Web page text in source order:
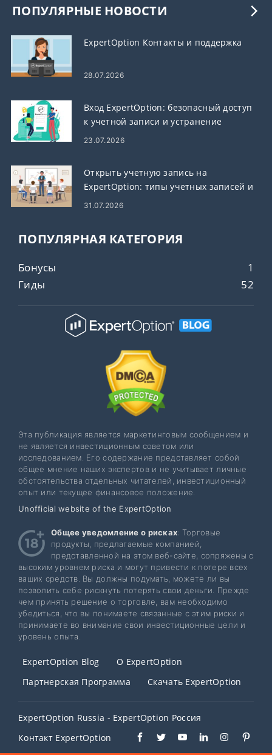
ПОПУЛЯРНЫЕ НОВОСТИ
ExpertOption Контакты и поддержка
28.07.2026
Вход ExpertOption: безопасный доступ
к учетной записи и устранение
неполадок
23.07.2026
Открыть учетную запись на
ExpertOption: типы учетных записей и
этапы настройки
31.07.2026
ПОПУЛЯРНАЯ КАТЕГОРИЯ
Бонусы
1
Гиды
52
Эта публикация является маркетинговым сообщением и
не является инвестиционным советом или
исследованием. Его содержание представляет собой
общее мнение наших экспертов и не учитывает личные
обстоятельства отдельных читателей, инвестиционный
опыт или текущее финансовое положение.
Unofficial website of the ExpertOption
Общее уведомление о рисках: Торговые
продукты, предлагаемые компанией,
представленной на этом веб-сайте, сопряжены с
высоким уровнем риска и могут привести к потере всех
ваших средств. Вы должны подумать, можете ли вы
позволить себе рискнуть потерять свои деньги. Прежде
чем принять решение о торговле, вам необходимо
убедиться, что вы понимаете связанные с этим риски и
принимаете во внимание свои инвестиционные цели и
уровень опыта.
ExpertOption Blog
О ExpertOption
Партнерская Программа
Скачать ExpertOption
ExpertOption Russia - ExpertOption Россия
Контакт ExpertOption